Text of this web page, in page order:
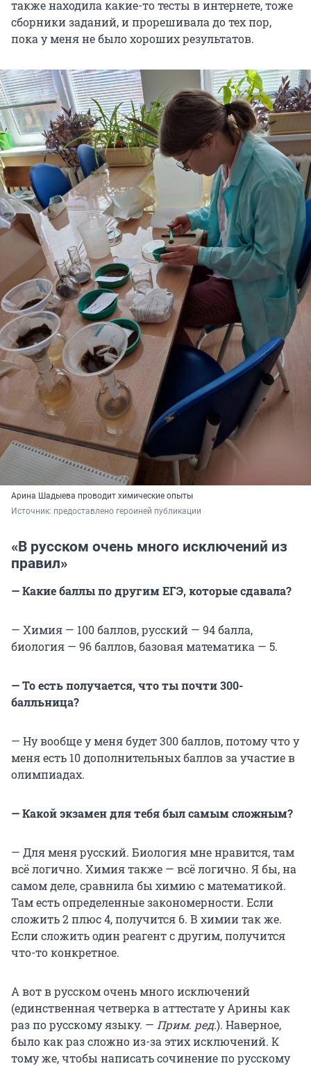
также находила какие-то тесты в интернете, тоже
сборники заданий, и прорешивала до тех пор,
пока у меня не было хороших результатов.
Арина Шадыева проводит химические опыты
Источник: предоставлено героиней публикации
«В русском очень много исключений из
правил»
— Какие баллы по другим ЕГЭ, которые сдавала?
— Химия — 100 баллов, русский — 94 балла,
биология — 96 баллов, базовая математика — 5.
— То есть получается, что ты почти 300-
балльница?
— Ну вообще у меня будет 300 баллов, потому что у
меня есть 10 дополнительных баллов за участие в
олимпиадах.
— Какой экзамен для тебя был самым сложным?
— Для меня русский. Биология мне нравится, там
всё логично. Химия также — всё логично. Я бы, на
самом деле, сравнила бы химию с математикой.
Там есть определенные закономерности. Если
сложить 2 плюс 4, получится 6. В химии так же.
Если сложить один реагент с другим, получится
что-то конкретное.
А вот в русском очень много исключений
(единственная четверка в аттестате у Арины как
раз по русскому языку. — Прим. ред.). Наверное,
было как раз сложно из-за этих исключений. К
тому же, чтобы написать сочинение по русскому